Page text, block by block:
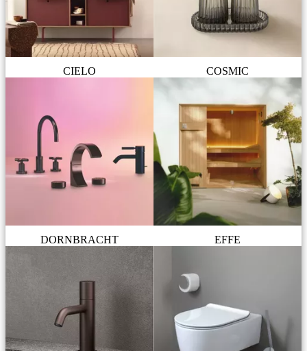
CIELO COSMIC
DORNBRACHT EFFE